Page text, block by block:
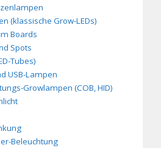
(klassische Grow-LEDs)
Boards
Spots
Tubes)
USB-Lampen
Growlampen (COB, HID)
Beleuchtung